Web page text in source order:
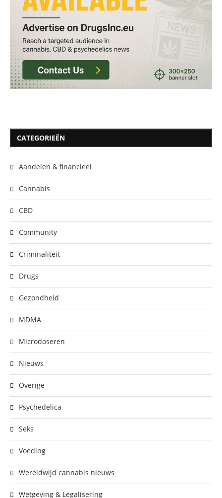
CATEGORIEËN
Aandelen & financieel
Cannabis
CBD
Community
Criminaliteit
Drugs
Gezondheid
MDMA
Microdoseren
Nieuws
Overige
Psychedelica
Seks
Voeding
Wereldwijd cannabis nieuws
Wetgeving & Legalisering